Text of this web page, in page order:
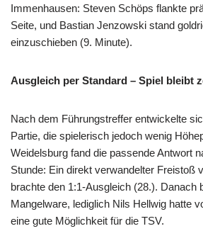
Immenhausen: Steven Schöps flankte
Seite, und Bastian Jenzowski stand
einzuschieben (9. Minute).
Ausgleich per Standard – Spiel bleibt
Nach dem Führungstreffer entwickelte
Partie, die spielerisch jedoch wenig
Weidelsburg fand die passende Antwort
Stunde: Ein direkt verwandelter Freistoß
brachte den 1:1-Ausgleich (28.). Danach
Mangelware, lediglich Nils Hellwig hatte
eine gute Möglichkeit für die TSV.